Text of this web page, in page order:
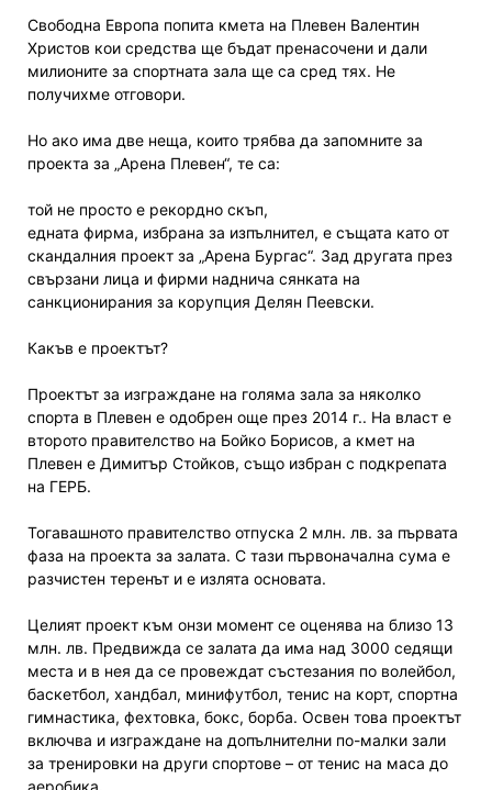
Свободна Европа попита кмета на Плевен Валентин
Христов кои средства ще бъдат пренасочени и дали
милионите за спортната зала ще са сред тях. Не
получихме отговори.
Но ако има две неща, които трябва да запомните за
проекта за „Арена Плевен“, те са:
той не просто е рекордно скъп,
едната фирма, избрана за изпълнител, е същата като от
скандалния проект за „Арена Бургас“. Зад другата през
свързани лица и фирми наднича сянката на
санкционирания за корупция Делян Пеевски.
Какъв е проектът?
Проектът за изграждане на голяма зала за няколко
спорта в Плевен е одобрен още през 2014 г.. На власт е
второто правителство на Бойко Борисов, а кмет на
Плевен е Димитър Стойков, също избран с подкрепата
на ГЕРБ.
Тогавашното правителство отпуска 2 млн. лв. за първата
фаза на проекта за залата. С тази първоначална сума е
разчистен теренът и е излята основата.
Целият проект към онзи момент се оценява на близо 13
млн. лв. Предвижда се залата да има над 3000 седящи
места и в нея да се провеждат състезания по волейбол,
баскетбол, хандбал, минифутбол, тенис на корт, спортна
гимнастика, фехтовка, бокс, борба. Освен това проектът
включва и изграждане на допълнителни по-малки зали
за тренировки на други спортове – от тенис на маса до
аеробика.